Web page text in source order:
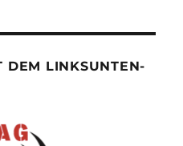
DEM LINKSUNTEN-